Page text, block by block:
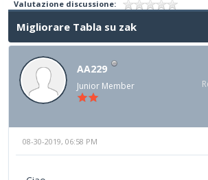
Valutazione discussione:
Migliorare Tabla su zak
AA229
Junior Member
08-30-2019, 06:58 PM